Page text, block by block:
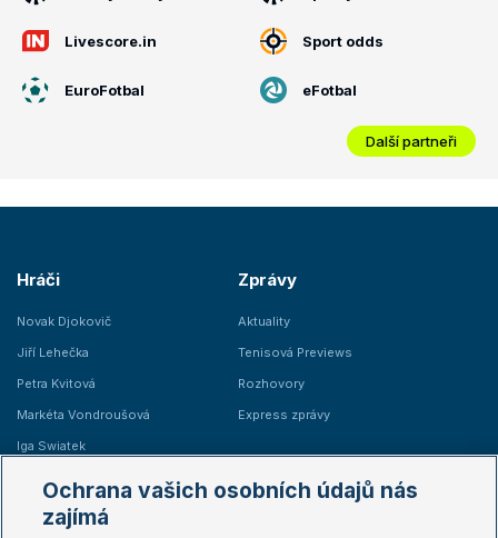
Livescore.in Sport odds
EuroFotbal eFotbal
Další partneři
Hráči
Novak Djokovič
Jiří Lehečka
Petra Kvitová
Markéta Vondroušová
Iga Swiatek
Zprávy
Aktuality
Tenisová Previews
Rozhovory
Express zprávy
Žebříčky
Ochrana vašich osobních údajů nás
zajímá